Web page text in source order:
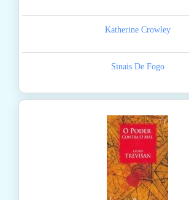
Katherine Crowley
Sinais De Fogo